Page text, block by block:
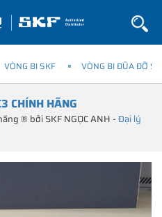
VÒNG BI SKF VÒNG BI ĐŨA ĐỠ
CHÍNH HÃNG
® bởi SKF NGỌC ANH -Đại lý